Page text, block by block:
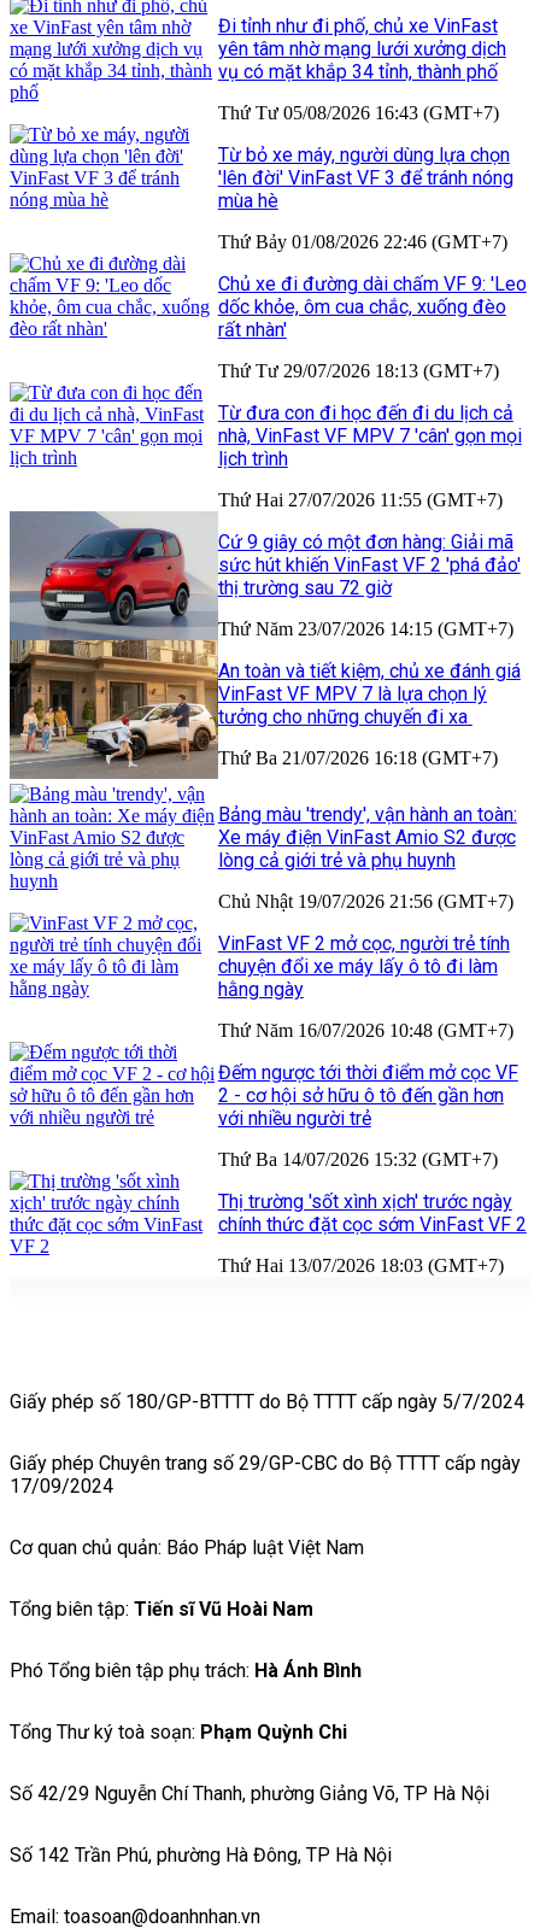
Đi tỉnh như đi phố, chủ xe VinFast
yên tâm nhờ mạng lưới xưởng dịch
vụ có mặt khắp 34 tỉnh, thành phố
Thứ Tư 05/08/2026 16:43 (GMT+7)
Từ bỏ xe máy, người dùng lựa chọn
'lên đời' VinFast VF 3 để tránh nóng
mùa hè
Thứ Bảy 01/08/2026 22:46 (GMT+7)
Chủ xe đi đường dài chấm VF 9: 'Leo
dốc khỏe, ôm cua chắc, xuống đèo
rất nhàn'
Thứ Tư 29/07/2026 18:13 (GMT+7)
Từ đưa con đi học đến đi du lịch cả
nhà, VinFast VF MPV 7 'cân' gọn mọi
lịch trình
Thứ Hai 27/07/2026 11:55 (GMT+7)
Cứ 9 giây có một đơn hàng: Giải mã
sức hút khiến VinFast VF 2 'phá đảo'
thị trường sau 72 giờ
Thứ Năm 23/07/2026 14:15 (GMT+7)
An toàn và tiết kiệm, chủ xe đánh giá
VinFast VF MPV 7 là lựa chọn lý
tưởng cho những chuyến đi xa
Thứ Ba 21/07/2026 16:18 (GMT+7)
Bảng màu 'trendy', vận hành an toàn:
Xe máy điện VinFast Amio S2 được
lòng cả giới trẻ và phụ huynh
Chủ Nhật 19/07/2026 21:56 (GMT+7)
VinFast VF 2 mở cọc, người trẻ tính
chuyện đổi xe máy lấy ô tô đi làm
hằng ngày
Thứ Năm 16/07/2026 10:48 (GMT+7)
Đếm ngược tới thời điểm mở cọc VF
2 - cơ hội sở hữu ô tô đến gần hơn
với nhiều người trẻ
Thứ Ba 14/07/2026 15:32 (GMT+7)
Thị trường 'sốt xình xịch' trước ngày
chính thức đặt cọc sớm VinFast VF 2
Thứ Hai 13/07/2026 18:03 (GMT+7)
Giấy phép số 180/GP-BTTTT do Bộ TTTT cấp ngày 5/7/2024
Giấy phép Chuyên trang số 29/GP-CBC do Bộ TTTT cấp ngày
17/09/2024
Cơ quan chủ quản: Báo Pháp luật Việt Nam
Tổng biên tập: Tiến sĩ Vũ Hoài Nam
Phó Tổng biên tập phụ trách: Hà Ánh Bình
Tổng Thư ký toà soạn: Phạm Quỳnh Chi
Số 42/29 Nguyễn Chí Thanh, phường Giảng Võ, TP Hà Nội
Số 142 Trần Phú, phường Hà Đông, TP Hà Nội
Email: toasoan@doanhnhan.vn